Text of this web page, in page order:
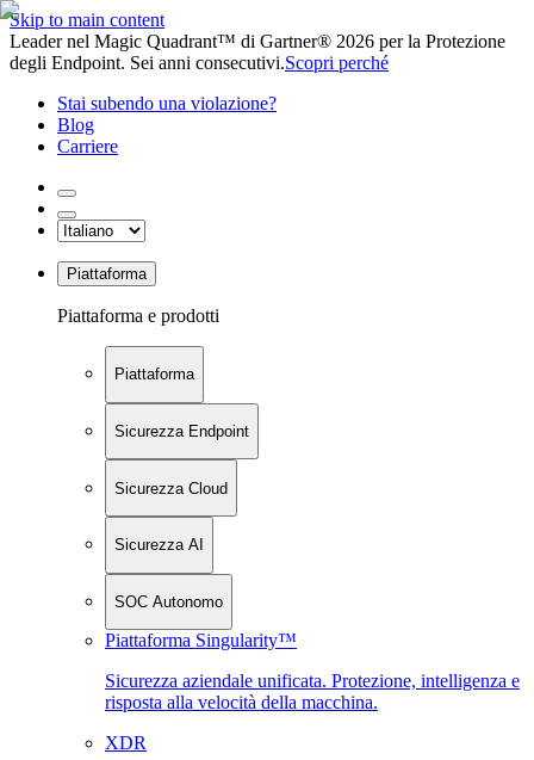
Skip to main content
Leader nel Magic Quadrant™ di Gartner® 2026 per la Protezione
degli Endpoint. Sei anni consecutivi.Scopri perché
Stai subendo una violazione?
Blog
Carriere
Piattaforma
Piattaforma e prodotti
Piattaforma
Sicurezza Endpoint
Sicurezza Cloud
Sicurezza AI
SOC Autonomo
Piattaforma Singularity™
Sicurezza aziendale unificata. Protezione, intelligenza e
risposta alla velocità della macchina.
XDR